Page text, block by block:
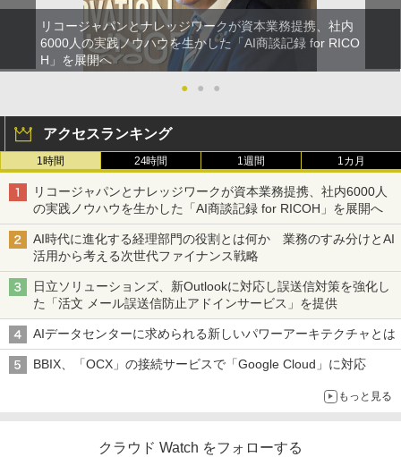
リコージャパンとナレッジワークが資本業務提携、社内
6000人の実践ノウハウを生かした「AI商談記録 for RICO
H」を展開へ
●
● ●
アクセスランキング
1時間 24時間 1週間 1カ月
リコージャパンとナレッジワークが資本業務提携、社内6000人
の実践ノウハウを生かした「AI商談記録 for RICOH」を展開へ
AI時代に進化する経理部門の役割とは何か 業務のすみ分けとAI
活用から考える次世代ファイナンス戦略
日立ソリューションズ、新Outlookに対応し誤送信対策を強化し
た「活文 メール誤送信防止アドインサービス」を提供
AIデータセンターに求められる新しいパワーアーキテクチャとは
BBIX、「OCX」の接続サービスで「Google Cloud」に対応
もっと見る
クラウド Watch をフォローする